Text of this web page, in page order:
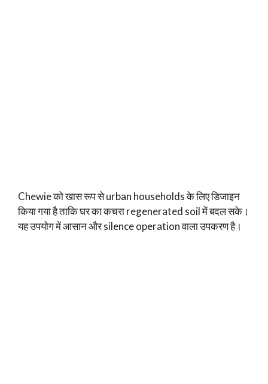
Chewie को खास रूप से urban households के लिए डिजाइन
किया गया है ताकि घर का कचरा regenerated soil में बदल सके।
यह उपयोग में आसान और silence operation वाला उपकरण है।